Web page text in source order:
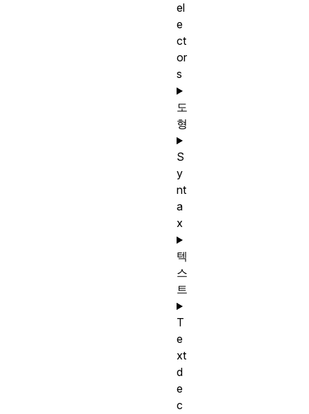
el
e
ct
or
s
도
형
S
y
nt
a
x
텍
스
트
T
e
xt
d
e
c